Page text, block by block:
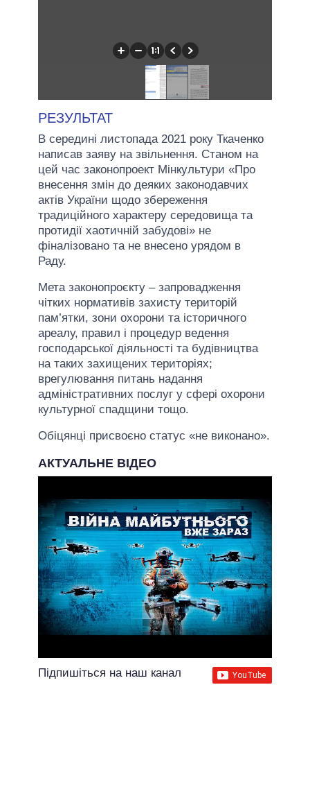
РЕЗУЛЬТАТ
В середині листопада 2021 року Ткаченко
написав заяву на звільнення. Станом на
цей час законопроект Мінкультури «Про
внесення змін до деяких законодавчих
актів України щодо збереження
традиційного характеру середовища та
протидії хаотичній забудові» не
фіналізовано та не внесено урядом в
Раду.
Мета законопроєкту – запровадження
чітких нормативів захисту територій
пам’ятки, зони охорони та історичного
ареалу, правил і процедур ведення
господарської діяльності та будівництва
на таких захищених територіях;
врегулювання питань надання
адміністративних послуг у сфері охорони
культурної спадщини тощо.
Обіцянці присвоєно статус «не виконано».
АКТУАЛЬНЕ ВІДЕО
Підпишіться на наш канал